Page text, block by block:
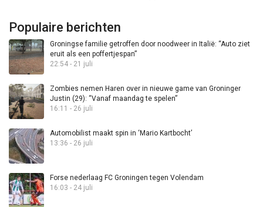
Populaire berichten
Groningse familie getroffen door noodweer in Italië: “Auto ziet
eruit als een poffertjespan”
22:54 - 21 juli
Zombies nemen Haren over in nieuwe game van Groninger
Justin (29): “Vanaf maandag te spelen”
16:11 - 26 juli
Automobilist maakt spin in ‘Mario Kartbocht’
13:36 - 26 juli
Forse nederlaag FC Groningen tegen Volendam
16:03 - 24 juli